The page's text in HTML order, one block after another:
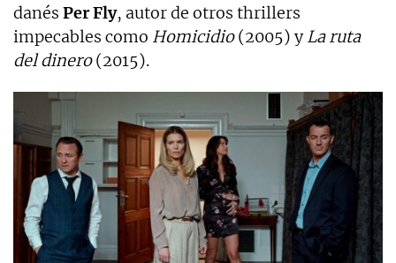
danés Per Fly, autor de otros thrillers
impecables como Homicidio(2005) yLa ruta
del dinero(2015).